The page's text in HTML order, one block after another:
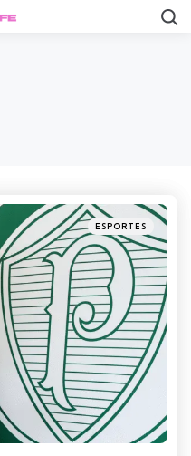
Categories
Posted
in
ESPORTES